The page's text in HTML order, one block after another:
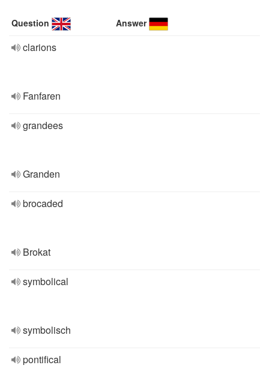
Question Answer
clarions
Fanfaren
grandees
Granden
brocaded
Brokat
symbolical
symbolisch
pontifical